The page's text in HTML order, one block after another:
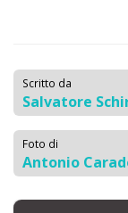
Scritto da
Salvatore
Foto di
Antonio